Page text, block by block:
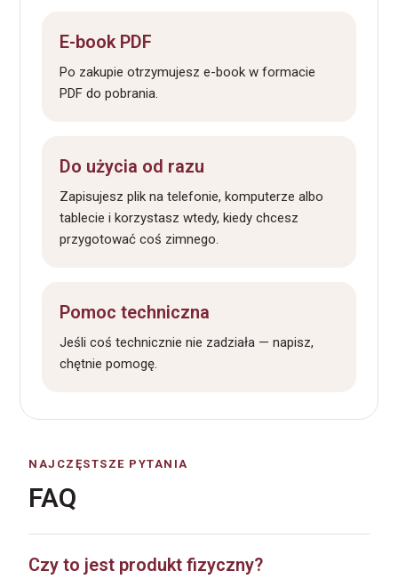
E-book PDF
Po zakupie otrzymujesz e-book w formacie
PDF do pobrania.
Do użycia od razu
Zapisujesz plik na telefonie, komputerze albo
tablecie i korzystasz wtedy, kiedy chcesz
przygotować coś zimnego.
Pomoc techniczna
Jeśli coś technicznie nie zadziała — napisz,
chętnie pomogę.
NAJCZĘSTSZE PYTANIA
FAQ
Czy to jest produkt fizyczny?